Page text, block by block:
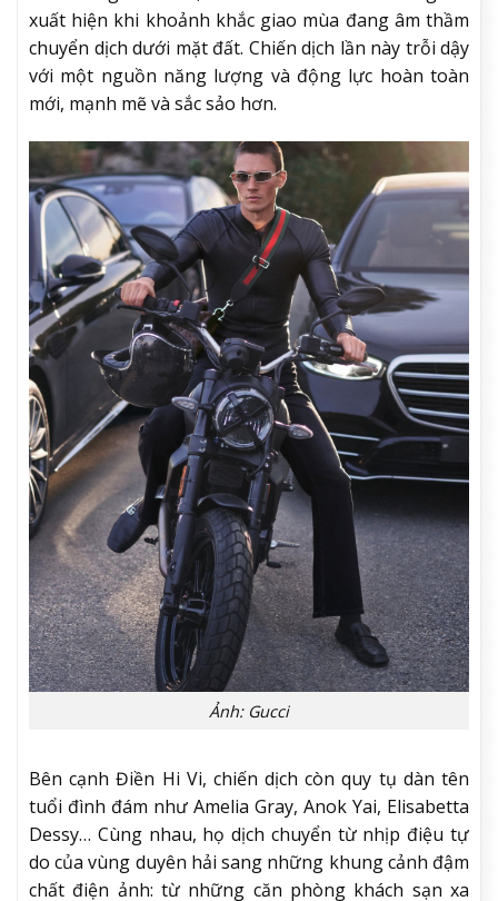
xuất hiện khi khoảnh khắc giao mùa đang âm thầm
chuyển dịch dưới mặt đất. Chiến dịch lần này trỗi dậy
với một nguồn năng lượng và động lực hoàn toàn
mới, mạnh mẽ và sắc sảo hơn.
Ảnh: Gucci
Bên cạnh Điền Hi Vi, chiến dịch còn quy tụ dàn tên
tuổi đình đám như Amelia Gray, Anok Yai, Elisabetta
Dessy… Cùng nhau, họ dịch chuyển từ nhịp điệu tự
do của vùng duyên hải sang những khung cảnh đậm
chất điện ảnh: từ những căn phòng khách sạn xa